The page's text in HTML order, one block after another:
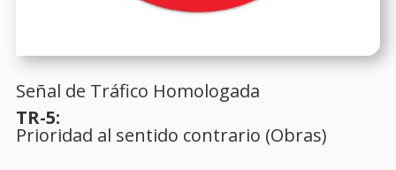
Señal de Tráfico Homologada
TR-5:
Prioridad al sentido contrario (Obras)